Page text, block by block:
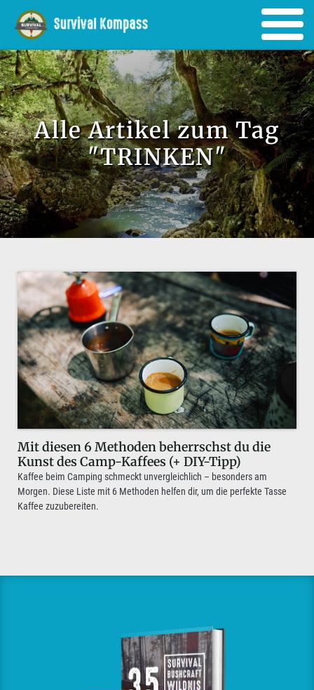
Alle Artikel zum Tag
"TRINKEN"
Mit diesen 6 Methoden beherrschst du die
Kunst des Camp-Kaffees (+ DIY-Tipp)
Kaffee beim Camping schmeckt unvergleichlich – besonders am
Morgen. Diese Liste mit 6 Methoden helfen dir, um die perfekte Tasse
Kaffee zuzubereiten.